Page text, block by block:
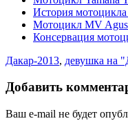
История
Мотоцикл MV
Консервация
Дакар-2013, девушка на
Добавить
Ваш e-mail не будет